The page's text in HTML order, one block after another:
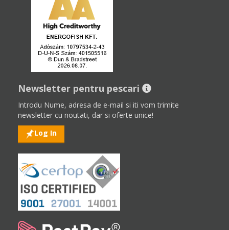
Newsletter pentru pescari
Introdu Nume, adresa de e-mail si iti vom trimite
newsletter cu noutati, dar si oferte unice!
Log In